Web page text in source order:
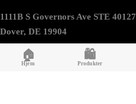
1111B S Governors Ave STE 40127
Dover, DE 19904
USA
🏠
Hjem
🛍️
Produkter